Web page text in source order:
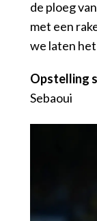
de ploeg
met een
we laten
Opstelling
Sebaoui